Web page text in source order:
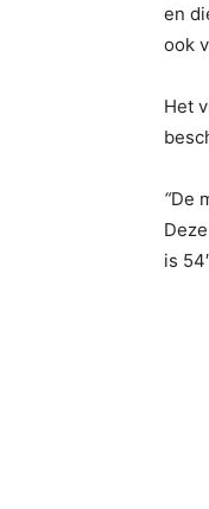
en
ook
Het
“De
is